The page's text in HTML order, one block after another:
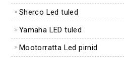
Sherco Led tuled
Yamaha LED tuled
Mootorratta Led pirnid